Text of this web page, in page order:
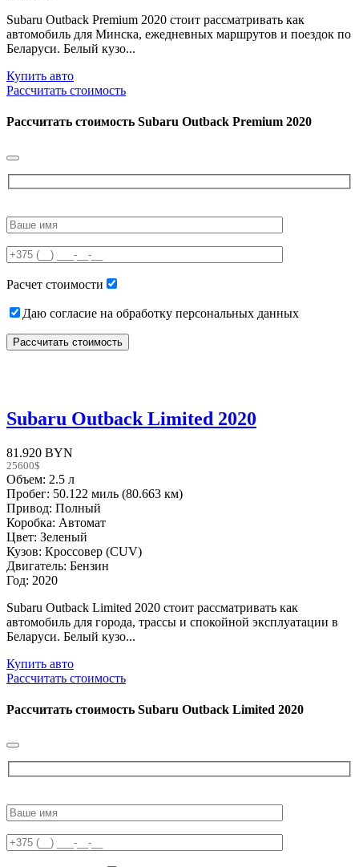
Subaru Outback Premium 2020 стоит рассматривать как
автомобиль для Минска, ежедневных маршрутов и поездок по
Беларуси. Белый кузо...
Купить авто
Рассчитать стоимость
Рассчитать стоимость Subaru Outback Premium 2020
leave
field
empty.
Расчет стоимости
Даю согласие на обработку персональных данных
Subaru Outback Limited 2020
81.920 BYN
25600$
Объем: 2.5 л
Пробег: 50.122 миль (80.663 км)
Привод: Полный
Коробка: Автомат
Цвет: Зеленый
Кузов: Кроссовер (CUV)
Двигатель: Бензин
Год: 2020
Subaru Outback Limited 2020 стоит рассматривать как
автомобиль для города, трассы и спокойной эксплуатации в
Беларуси. Белый кузо...
Купить авто
Рассчитать стоимость
Рассчитать стоимость Subaru Outback Limited 2020
leave
field
empty.